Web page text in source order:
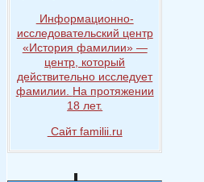
Информационно-
исследовательский центр
«История фамилии» —
центр, который
действительно исследует
фамилии. На протяжении
18 лет.
Сайт familii.ru